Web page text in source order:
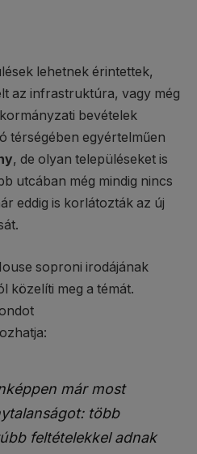
lehetnek érintettek,
az infrastruktúra, vagy még
bevételek
térségében egyértelműen
, de olyan településeket is
utcában még mindig nincs
eddig is korlátozták az új
soproni irodájának
közelíti meg a témát.
már most
több
feltételekkel adnak